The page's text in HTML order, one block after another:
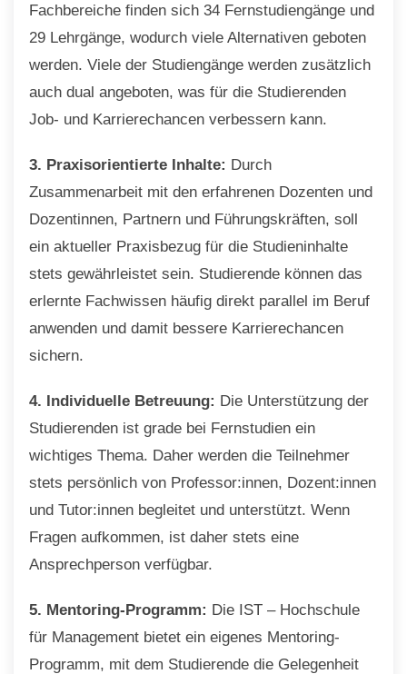
Fachbereiche finden sich 34 Fernstudiengänge und
29 Lehrgänge, wodurch viele Alternativen geboten
werden. Viele der Studiengänge werden zusätzlich
auch dual angeboten, was für die Studierenden
Job- und Karrierechancen verbessern kann.
3. Praxisorientierte Inhalte: Durch
Zusammenarbeit mit den erfahrenen Dozenten und
Dozentinnen, Partnern und Führungskräften, soll
ein aktueller Praxisbezug für die Studieninhalte
stets gewährleistet sein. Studierende können das
erlernte Fachwissen häufig direkt parallel im Beruf
anwenden und damit bessere Karrierechancen
sichern.
4. Individuelle Betreuung: Die Unterstützung der
Studierenden ist grade bei Fernstudien ein
wichtiges Thema. Daher werden die Teilnehmer
stets persönlich von Professor:innen, Dozent:innen
und Tutor:innen begleitet und unterstützt. Wenn
Fragen aufkommen, ist daher stets eine
Ansprechperson verfügbar.
5. Mentoring-Programm: Die IST – Hochschule
für Management bietet ein eigenes Mentoring-
Programm, mit dem Studierende die Gelegenheit